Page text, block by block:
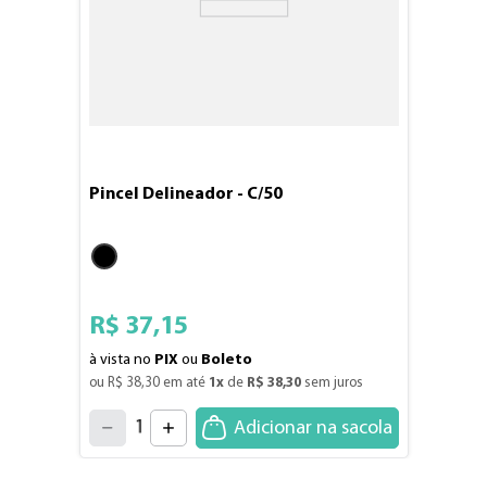
Pincel Delineador - C/50
R$ 37,15
à vista no PIXou Boleto
ou R$ 38,30 em até 1 x de R$ 38,30 sem juros
1 Adicionar na sacola